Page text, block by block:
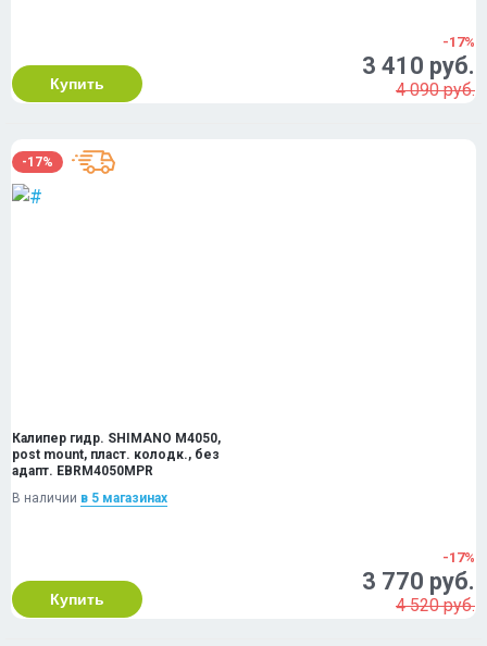
Купить
-17%
3 410 руб.
4 090 руб.
-17%
Калипер гидр. SHIMANO M4050,
post mount, пласт. колодк., без
адапт. EBRM4050MPR
В наличии в 5 магазинах
Купить
-17%
3 770 руб.
4 520 руб.